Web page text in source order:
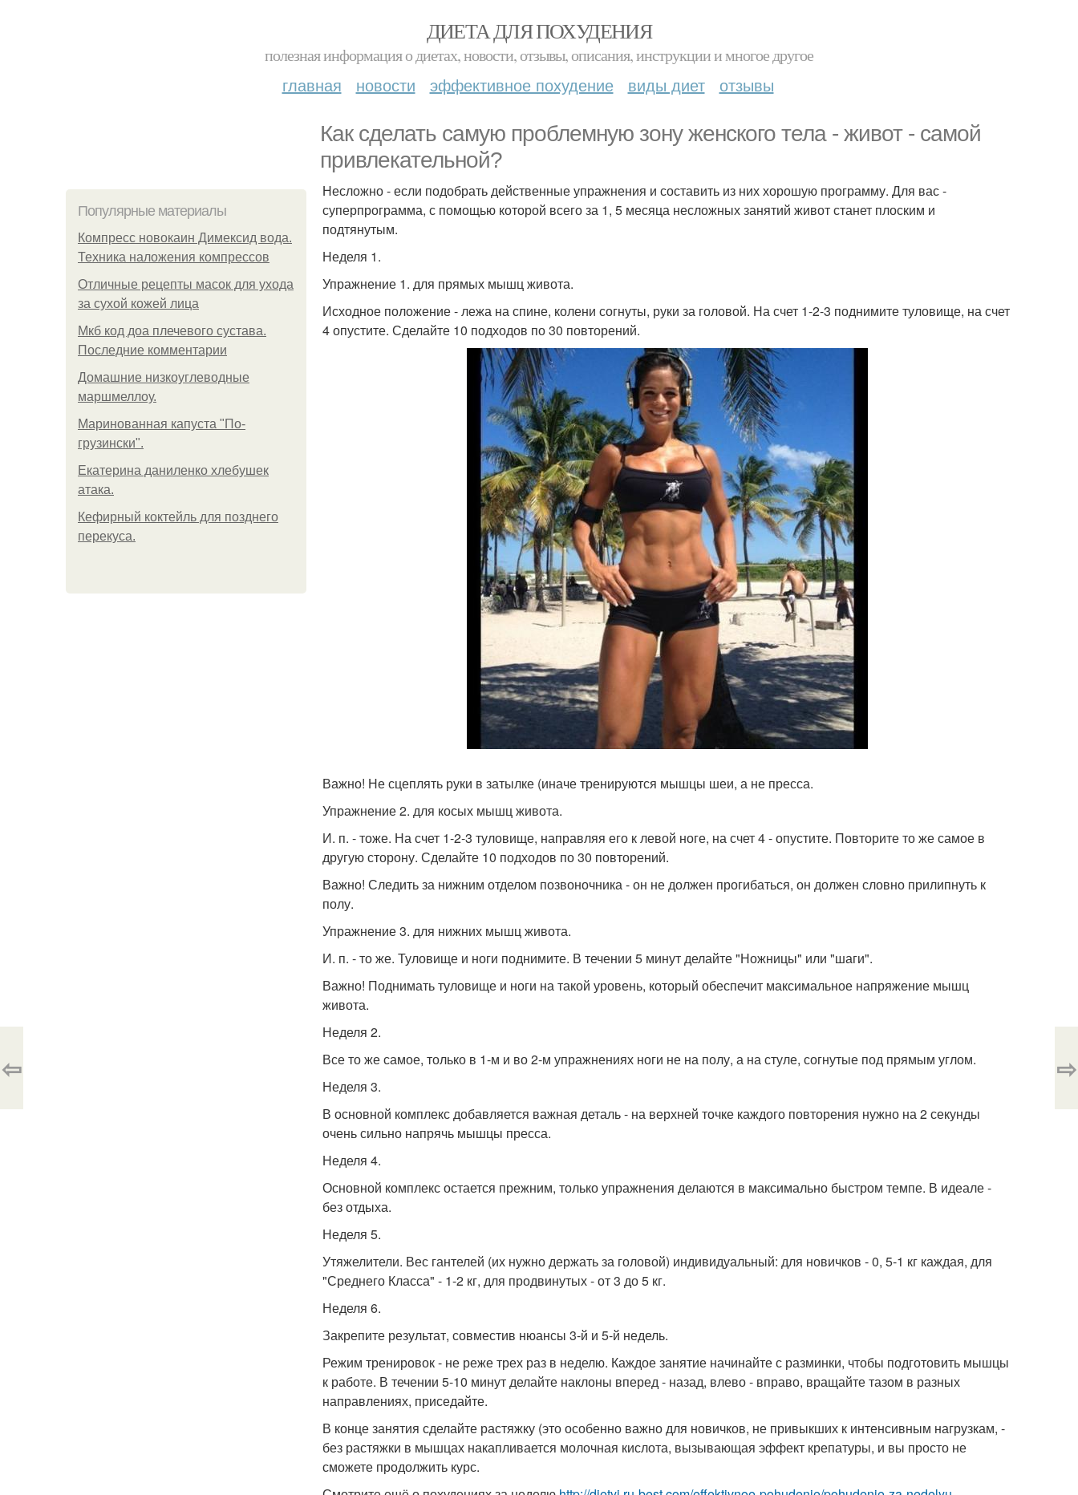
ДИЕТА ДЛЯ ПОХУДЕНИЯ
полезная информация о диетах, новости, отзывы, описания, инструкции и многое другое
главная новости эффективное похудение виды диет отзывы
Как сделать самую проблемную зону женского тела - живот - самой
привлекательной?
Популярные материалы
Компресс новокаин Димексид вода.
Техника наложения компрессов
Отличные рецепты масок для ухода
за сухой кожей лица
Мкб код доа плечевого сустава.
Последние комментарии
Домашние низкоуглеводные
маршмеллоу.
Маринованная капуста "По-
грузински".
Екатерина даниленко хлебушек
атака.
Кефирный коктейль для позднего
перекуса.
Несложно - если подобрать действенные упражнения и составить из них хорошую программу. Для вас -
суперпрограмма, с помощью которой всего за 1, 5 месяца несложных занятий живот станет плоским и
подтянутым.
Неделя 1.
Упражнение 1. для прямых мышц живота.
Исходное положение - лежа на спине, колени согнуты, руки за головой. На счет 1-2-3 поднимите туловище, на счет
4 опустите. Сделайте 10 подходов по 30 повторений.
Важно! Не сцеплять руки в затылке (иначе тренируются мышцы шеи, а не пресса.
Упражнение 2. для косых мышц живота.
И. п. - тоже. На счет 1-2-3 туловище, направляя его к левой ноге, на счет 4 - опустите. Повторите то же самое в
другую сторону. Сделайте 10 подходов по 30 повторений.
Важно! Следить за нижним отделом позвоночника - он не должен прогибаться, он должен словно прилипнуть к
полу.
Упражнение 3. для нижних мышц живота.
И. п. - то же. Туловище и ноги поднимите. В течении 5 минут делайте "Ножницы" или "шаги".
Важно! Поднимать туловище и ноги на такой уровень, который обеспечит максимальное напряжение мышц
живота.
Неделя 2.
Все то же самое, только в 1-м и во 2-м упражнениях ноги не на полу, а на стуле, согнутые под прямым углом.
Неделя 3.
В основной комплекс добавляется важная деталь - на верхней точке каждого повторения нужно на 2 секунды
очень сильно напрячь мышцы пресса.
Неделя 4.
Основной комплекс остается прежним, только упражнения делаются в максимально быстром темпе. В идеале -
без отдыха.
Неделя 5.
Утяжелители. Вес гантелей (их нужно держать за головой) индивидуальный: для новичков - 0, 5-1 кг каждая, для
"Среднего Класса" - 1-2 кг, для продвинутых - от 3 до 5 кг.
Неделя 6.
Закрепите результат, совместив нюансы 3-й и 5-й недель.
Режим тренировок - не реже трех раз в неделю. Каждое занятие начинайте с разминки, чтобы подготовить мышцы
к работе. В течении 5-10 минут делайте наклоны вперед - назад, влево - вправо, вращайте тазом в разных
направлениях, приседайте.
В конце занятия сделайте растяжку (это особенно важно для новичков, не привыкших к интенсивным нагрузкам, -
без растяжки в мышцах накапливается молочная кислота, вызывающая эффект крепатуры, и вы просто не
сможете продолжить курс.
⇦ ⇨